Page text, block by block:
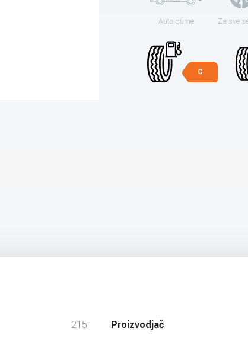
Auto gume Za sve
C
215 Proizvodjač